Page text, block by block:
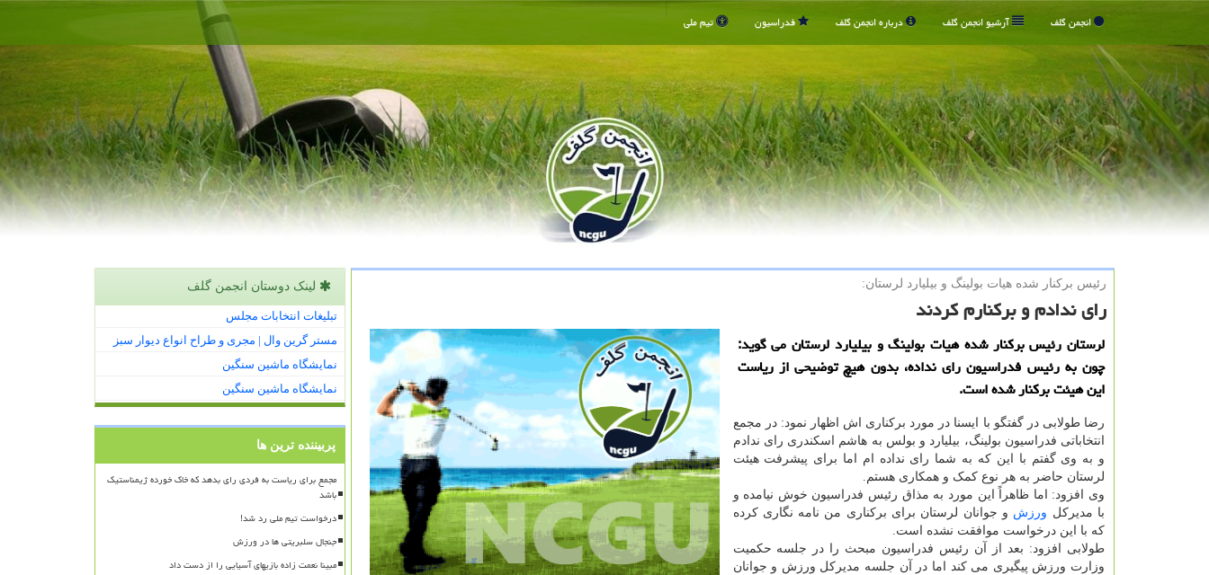
انجمن گلف آرشیو انجمن گلف درباره انجمن گلف فدراسیون تیم ملی
رئیس بركنار شده هیات بولینگ و بیلیارد لرستان:
رای ندادم و برکنارم کردند
لرستان رئیس برکنار شده هیات بولینگ و بیلیارد لرستان می گوید:
چون به رئیس فدراسیون رای نداده، بدون هیچ توضیحی از ریاست
این هیئت برکنار شده است.
رضا طولابی در گفتگو با ایسنا در مورد برکناری اش اظهار نمود: در مجمع
انتخاباتی فدراسیون بولینگ، بیلیارد و بولس به هاشم اسکندری رای ندادم
و به وی گفتم با این که به شما رای نداده ام اما برای پیشرفت هیئت
لرستان حاضر به هر نوع کمک و همکاری هستم.
وی افزود: اما ظاهراً این مورد به مذاق رئیس فدراسیون خوش نیامده و
با مدیرکل ورزش و جوانان لرستان برای برکناری من نامه نگاری کرده
که با این درخواست موافقت نشده است.
طولابی افزود: بعد از آن رئیس فدراسیون مبحث را در جلسه حکمیت
وزارت ورزش پیگیری می کند اما در آن جلسه مدیرکل ورزش و جوانان
لینک دوستان انجمن گلف
تبلیغات انتخابات مجلس
مستر گرین وال | مجری و طراح انواع دیوار سبز
نمایشگاه ماشین سنگین
نمایشگاه ماشین سنگین
پربیننده ترین ها
مجمع برای ریاست به فردی رای بدهد که خاک خورده ژیمناستیک
باشد
درخواست تیم ملی رد شد!
جنجال سلبریتی ها در ورزش
مبینا نعمت زاده بازیهای آسیایی را از دست داد